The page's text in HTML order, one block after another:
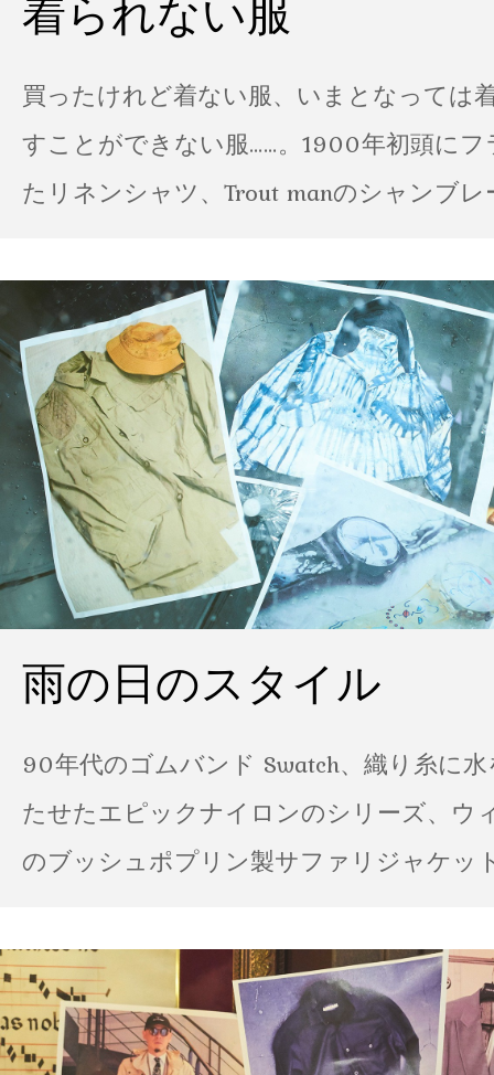
着られない服
買ったけれど着ない服、いまとなっては
すことができない服……。1900年初頭に
たリネンシャツ、Trout manのシャンブ
雨の日のスタイル
90年代のゴムバンド Swatch、織り糸に
たせたエピックナイロンのシリーズ、ウ
のブッシュポプリン製サファリジャケッ